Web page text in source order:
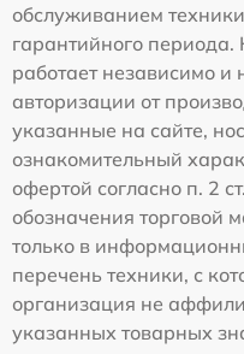
обслуживанием
гарантийного
работает независимо
авторизации от
указанные на сайте,
ознакомительный
офертой согласно п. 2
обозначения торговой
только в
перечень техники, с
организация не
указанных товарных